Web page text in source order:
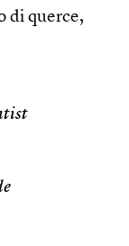
di querce,